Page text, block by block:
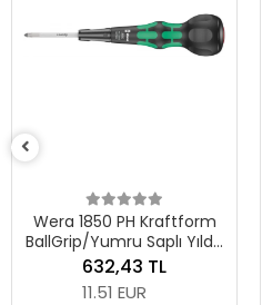
Wera 1850 PH Kraftform
BallGrip/Yumru Saplı Yıldız
Tornavida, PH 1 x 80 mm
632,43 TL
11.51 EUR